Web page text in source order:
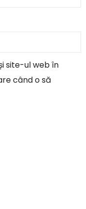
site-ul web în
când o să